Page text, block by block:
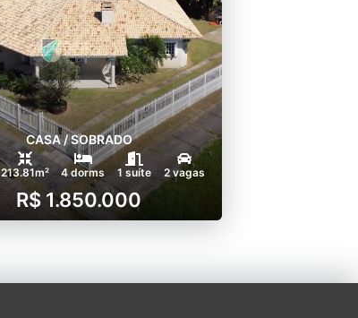
CASA / SOBRADO
213.81m² 4 dorms 1 suíte 2 vagas
R$ 1.850.000